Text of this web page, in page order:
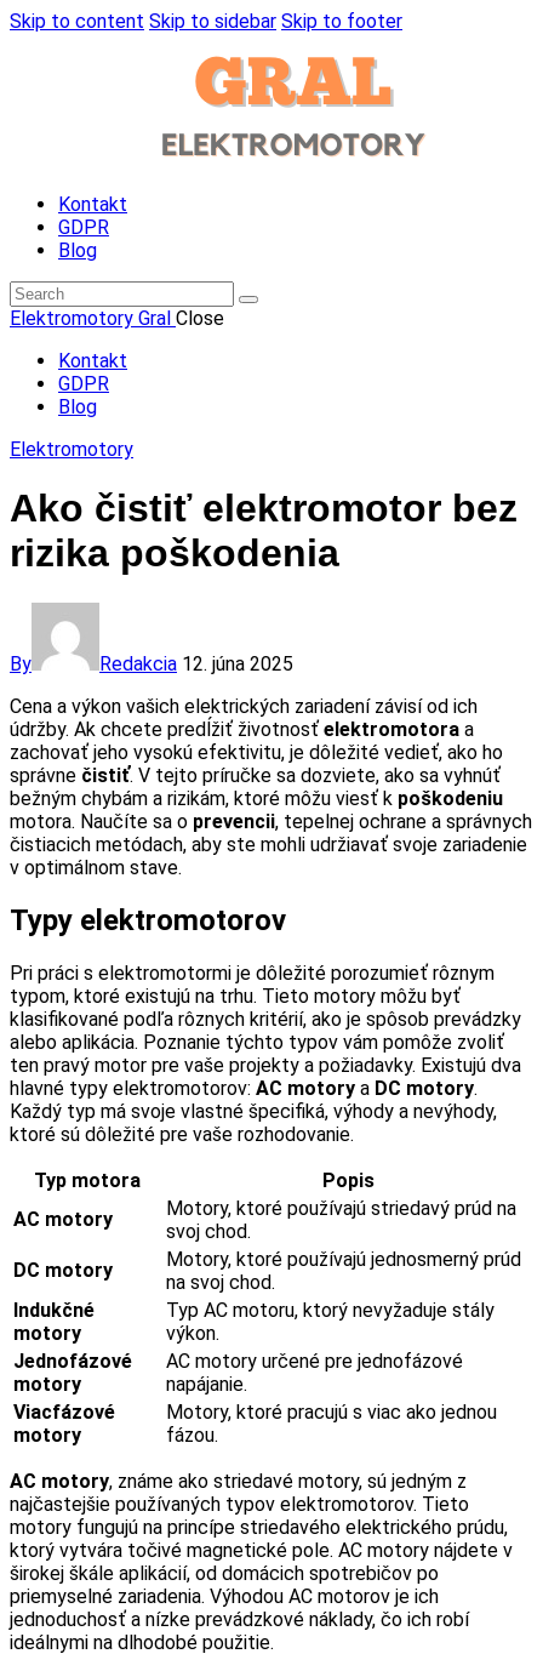
Skip to content Skip to sidebar Skip to footer
Kontakt
GDPR
Blog
Elektromotory Gral Close
Kontakt
GDPR
Blog
Elektromotory
Ako čistiť elektromotor bez
rizika poškodenia
By Redakcia 12. júna 2025
Cena a výkon vašich elektrických zariadení závisí od ich
údržby. Ak chcete predĺžiť životnosť elektromotora a
zachovať jeho vysokú efektivitu, je dôležité vedieť, ako ho
správne čistiť. V tejto príručke sa dozviete, ako sa vyhnúť
bežným chybám a rizikám, ktoré môžu viesť k poškodeniu
motora. Naučíte sa o prevencii, tepelnej ochrane a správnych
čistiacich metódach, aby ste mohli udržiavať svoje zariadenie
v optimálnom stave.
Typy elektromotorov
Pri práci s elektromotormi je dôležité porozumieť rôznym
typom, ktoré existujú na trhu. Tieto motory môžu byť
klasifikované podľa rôznych kritérií, ako je spôsob prevádzky
alebo aplikácia. Poznanie týchto typov vám pomôže zvoliť
ten pravý motor pre vaše projekty a požiadavky. Existujú dva
hlavné typy elektromotorov: AC motory a DC motory.
Každý typ má svoje vlastné špecifiká, výhody a nevýhody,
ktoré sú dôležité pre vaše rozhodovanie.
Typ motora
Popis
AC motory
Motory, ktoré používajú striedavý prúd na
svoj chod.
DC motory
Motory, ktoré používajú jednosmerný prúd
na svoj chod.
Indukčné
motory
Typ AC motoru, ktorý nevyžaduje stály
výkon.
Jednofázové
motory
AC motory určené pre jednofázové
napájanie.
Viacfázové
motory
Motory, ktoré pracujú s viac ako jednou
fázou.
AC motory, známe ako striedavé motory, sú jedným z
najčastejšie používaných typov elektromotorov. Tieto
motory fungujú na princípe striedavého elektrického prúdu,
ktorý vytvára točivé magnetické pole. AC motory nájdete v
širokej škále aplikácií, od domácich spotrebičov po
priemyselné zariadenia. Výhodou AC motorov je ich
jednoduchosť a nízke prevádzkové náklady, čo ich robí
ideálnymi na dlhodobé použitie.